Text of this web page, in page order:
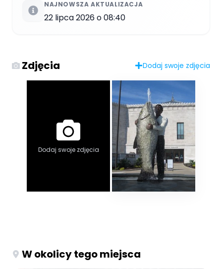
NAJNOWSZA AKTUALIZACJA
22 lipca 2026 o 08:40
Zdjęcia Dodaj swoje zdjęcia
Dodaj swoje zdjęcia
W okolicy tego miejsca